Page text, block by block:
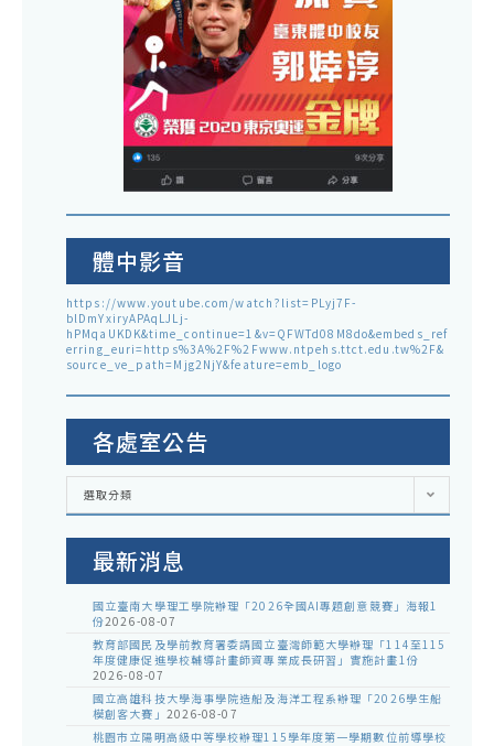
體中影音
https://www.youtube.com/watch?list=PLyj7F-
blDmYxiryAPAqLJLj-
hPMqaUKDK&time_continue=1&v=QFWTd08M8do&embeds_ref
erring_euri=https%3A%2F%2Fwww.ntpehs.ttct.edu.tw%2F&
source_ve_path=Mjg2NjY&feature=emb_logo
各處室公告
各
室
選取分類
最新消息
國立臺南大學理工學院辦理「2026全國AI專題創意競賽」海報1
份2026-08-07
教育部國民及學前教育署委請國立臺灣師範大學辦理「114至115
年度健康促進學校輔導計畫師資專業成長研習」實施計畫1份
2026-08-07
國立高雄科技大學海事學院造船及海洋工程系辦理「2026學生船
模創客大賽」 2026-08-07
桃園市立陽明高級中等學校辦理115學年度第一學期數位前導學校